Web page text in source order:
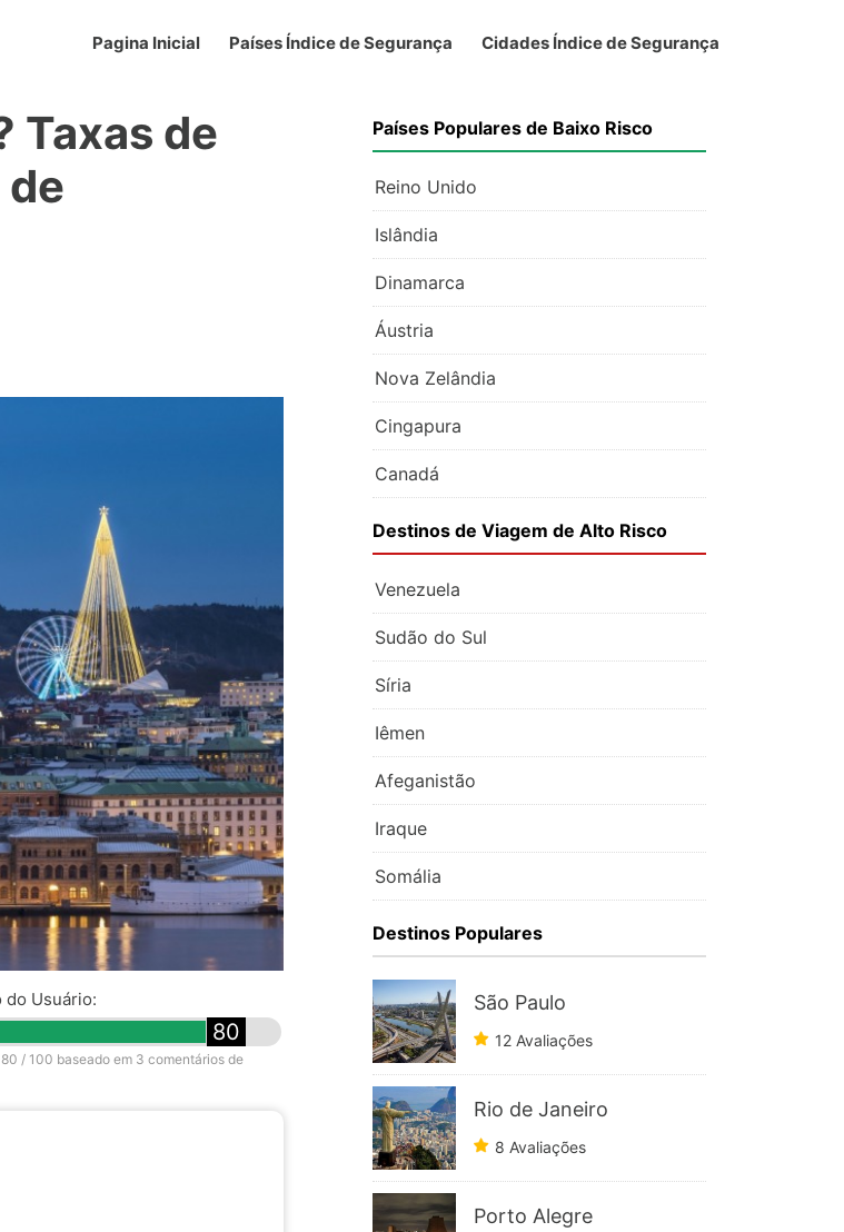
Pagina Inicial Países Índice de Segurança Cidades Índice de Segurança
Taxas de
do Usuário:
80
80 / 100 baseado em 3 comentários de
Países Populares de Baixo Risco
Reino Unido
Islândia
Dinamarca
Áustria
Nova Zelândia
Cingapura
Canadá
Destinos de Viagem de Alto Risco
Venezuela
Sudão do Sul
Síria
Iêmen
Afeganistão
Iraque
Somália
Destinos Populares
São Paulo
12 Avaliações
Rio de Janeiro
8 Avaliações
Porto Alegre